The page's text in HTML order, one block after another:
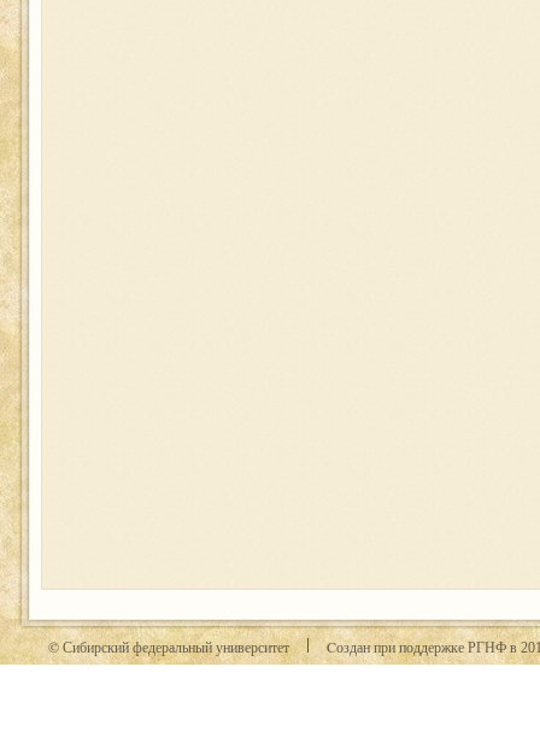
© Сибирский федеральный университет Cоздан при поддержке РГНФ в